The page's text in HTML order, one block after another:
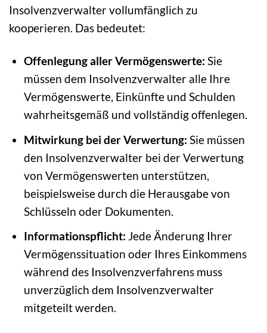
Insolvenzverwalter vollumfänglich zu
kooperieren. Das bedeutet:
Offenlegung aller Vermögenswerte: Sie
müssen dem Insolvenzverwalter alle Ihre
Vermögenswerte, Einkünfte und Schulden
wahrheitsgemäß und vollständig offenlegen.
Mitwirkung bei der Verwertung: Sie müssen
den Insolvenzverwalter bei der Verwertung
von Vermögenswerten unterstützen,
beispielsweise durch die Herausgabe von
Schlüsseln oder Dokumenten.
Informationspflicht: Jede Änderung Ihrer
Vermögenssituation oder Ihres Einkommens
während des Insolvenzverfahrens muss
unverzüglich dem Insolvenzverwalter
mitgeteilt werden.